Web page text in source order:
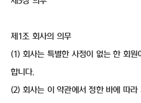
제1조 회사의 의무
(1) 회사는 특별한 사정이 없는 한 회
합니다.
(2) 회사는 이 약관에서 정한 바에 따라